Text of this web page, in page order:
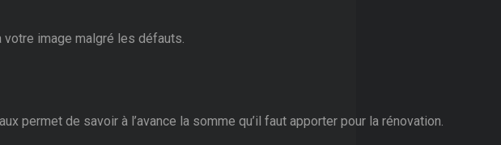
votre image malgré les défauts.
permet de savoir à l’avance la somme qu’il faut apporter pour la rénovation.